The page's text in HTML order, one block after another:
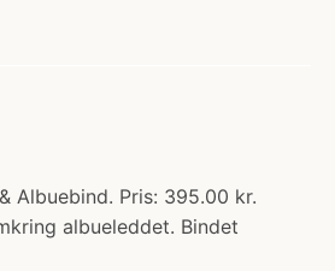
Albuebind. Pris: 395.00 kr.
albueleddet. Bindet